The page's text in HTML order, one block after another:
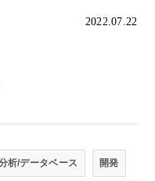
2022.07.22
析/データベース 開発